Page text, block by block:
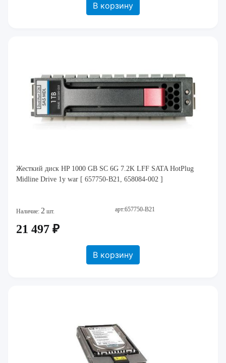
В корзину
Жесткий диск HP 1000 GB SC 6G 7.2K LFF SATA HotPlug
Midline Drive 1y war [ 657750-B21, 658084-002 ]
Наличие: 2 шт. арт:657750-B21
21 497 ₽
В корзину